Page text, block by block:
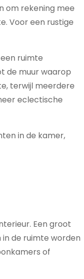
om rekening mee
Voor een rustige
ruimte
de muur waarop
terwijl meerdere
eclectische
in de kamer,
Een groot
de ruimte worden
of